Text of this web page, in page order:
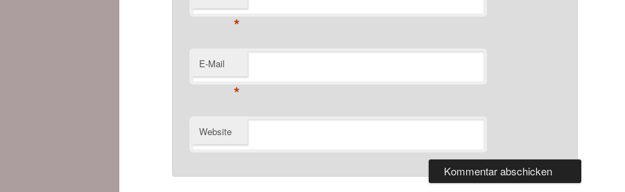
*
E-Mail
*
Website